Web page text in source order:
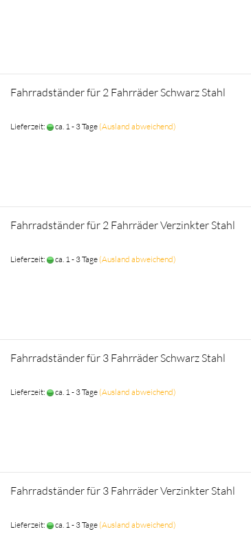
Fahrradständer für 2 Fahrräder Schwarz Stahl
Lieferzeit: ca. 1 - 3 Tage (Ausland abweichend)
Fahrradständer für 2 Fahrräder Verzinkter Stahl
Lieferzeit: ca. 1 - 3 Tage (Ausland abweichend)
Fahrradständer für 3 Fahrräder Schwarz Stahl
Lieferzeit: ca. 1 - 3 Tage (Ausland abweichend)
Fahrradständer für 3 Fahrräder Verzinkter Stahl
Lieferzeit: ca. 1 - 3 Tage (Ausland abweichend)